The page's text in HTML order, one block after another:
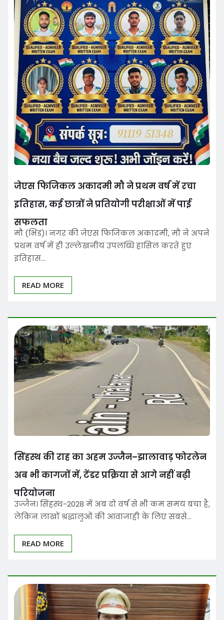
जेएस फिजिकल अकादमी मौ ने प्रथम वर्ष में रचा
इतिहास, कई छात्रों ने प्रतियोगी परीक्षाओं में पाई
सफलता
मौ (भिंड)। नगर की जेएस फिजिकल अकादमी, मौ ने अपने
प्रथम वर्ष में ही उल्लेखनीय उपलब्धि हासिल करते हुए
इतिहास…
READ MORE
सिंहस्थ की राह का अहम उज्जैन–झालावाड़ फोरलेन
अब भी कागजों में, टेंडर प्रक्रिया से आगे नहीं बढ़ी
परियोजना
उज्जैन। सिंहस्थ-2028 में अब दो वर्ष से भी कम समय बचा है,
लेकिन लाखों श्रद्धालुओं की आवाजाही के लिए सबसे…
READ MORE